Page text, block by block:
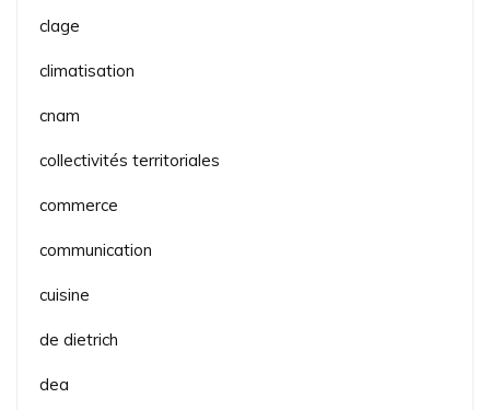
clage
climatisation
cnam
collectivités territoriales
commerce
communication
cuisine
de dietrich
dea